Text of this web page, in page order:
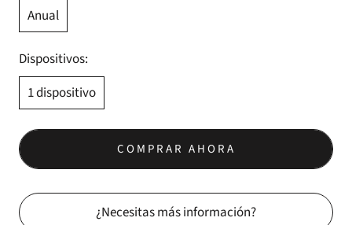
Anual
Dispositivos:
1 dispositivo
COMPRAR AHORA
¿Necesitas más información?